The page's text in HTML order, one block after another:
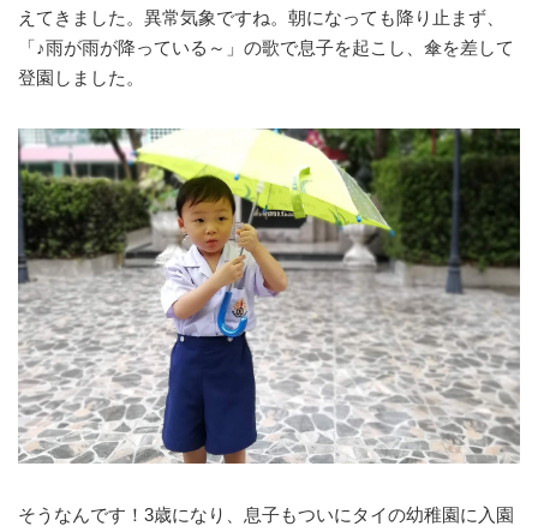
えてきました。異常気象ですね。朝になっても降り止まず、
「♪雨が雨が降っている～」の歌で息子を起こし、傘を差して
登園しました。
そうなんです！3歳になり、息子もついにタイの幼稚園に入園